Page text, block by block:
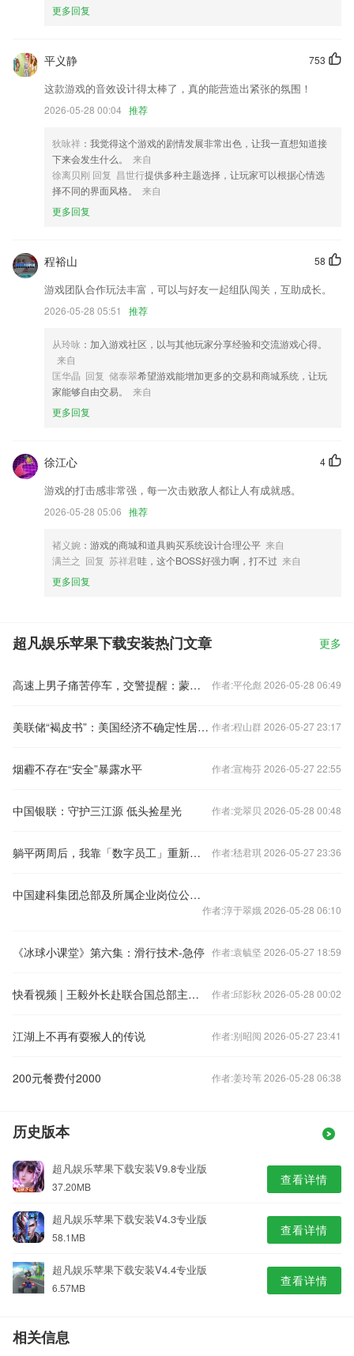
攻城狮同学们针对性的优化了产品的性能BUG；
深夜好书局，精品大放送；
在线客服
新增支持新款插线板P2远程开关机
联系我们
以上就是超凡娱乐苹果下载安装的介绍，如果您喜欢这款软件，您可以到
应用商店进行打分评论，说出您的使用经历，以帮助我们更好的对产品进
行优化修改。
更多回复
753
平义静
这款游戏的音效设计得太棒了，真的能营造出紧张的氛围！
2026-05-28 00:04 推荐
狄咏祥 ：我觉得这个游戏的剧情发展非常出色，让我一直想知道接
下来会发生什么。
来自
徐离贝刚 回复 昌世行提供多种主题选择，让玩家可以根据心情选
择不同的界面风格。
来自
更多回复
58
程裕山
游戏团队合作玩法丰富，可以与好友一起组队闯关，互助成长。
2026-05-28 05:51 推荐
从玲咏 ：加入游戏社区，以与其他玩家分享经验和交流游戏心得。
来自
匡华晶 回复 储泰翠希望游戏能增加更多的交易和商城系统，让玩
家能够自由交易。
来自
更多回复
4
徐江心
游戏的打击感非常强，每一次击败敌人都让人有成就感。
2026-05-28 05:06 推荐
褚义婉 ：游戏的商城和道具购买系统设计合理公平 来自
满兰之 回复 苏祥君哇，这个BOSS好强力啊，打不过 来自
更多回复
超凡娱乐苹果下载安装热门文章 更多
高速上男子痛苦停车，交警提醒：蒙个塑料袋呼吸 作者:平伦彪 2026-05-28 06:49
美联储“褐皮书”：美国经济不确定性居高位 关税推高物价 作者:程山群 2026-05-27 23:17
烟霾不存在“安全”暴露水平 作者:宣梅芬 2026-05-27 22:55
中国银联：守护三江源 低头捡星光 作者:党翠贝 2026-05-28 00:48
躺平两周后，我靠「数字员工」重新上路 作者:嵇君琪 2026-05-27 23:36
中国建科集团总部及所属企业岗位公开招聘公告
作者:淳于翠娥 2026-05-28 06:10
《冰球小课堂》第六集：滑行技术-急停 作者:袁毓坚 2026-05-27 18:59
快看视频 | 王毅外长赴联合国总部主持会议并访问加拿大，有何看点？ 作者:邱影秋 2026-05-28 00:02
江湖上不再有耍猴人的传说 作者:别昭阅 2026-05-27 23:41
200元餐费付2000 作者:姜玲苇 2026-05-28 06:38
历史版本
超凡娱乐苹果下载安装V9.8专业版
37.20MB 查看详情
超凡娱乐苹果下载安装V4.3专业版
58.1MB 查看详情
超凡娱乐苹果下载安装V4.4专业版
6.57MB 查看详情
相关信息